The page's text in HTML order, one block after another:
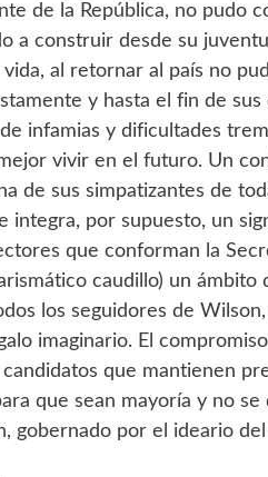
de la República, no pudo
a construir desde su
al retornar al país no
y hasta el fin de
infamias y dificultades
vivir en el futuro. Un
de sus simpatizantes de
integra, por supuesto, un
que conforman la
caudillo) un
los seguidores de
imaginario. El
que mantienen
que sean mayoría y no
gobernado por el ideario